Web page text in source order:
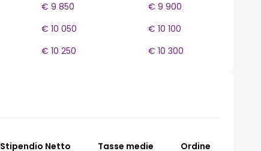
€ 9 850
€ 9 900
€ 10 050
€ 10 100
€ 10 250 € 10 300
Stipendio Netto Tasse medie Ordine